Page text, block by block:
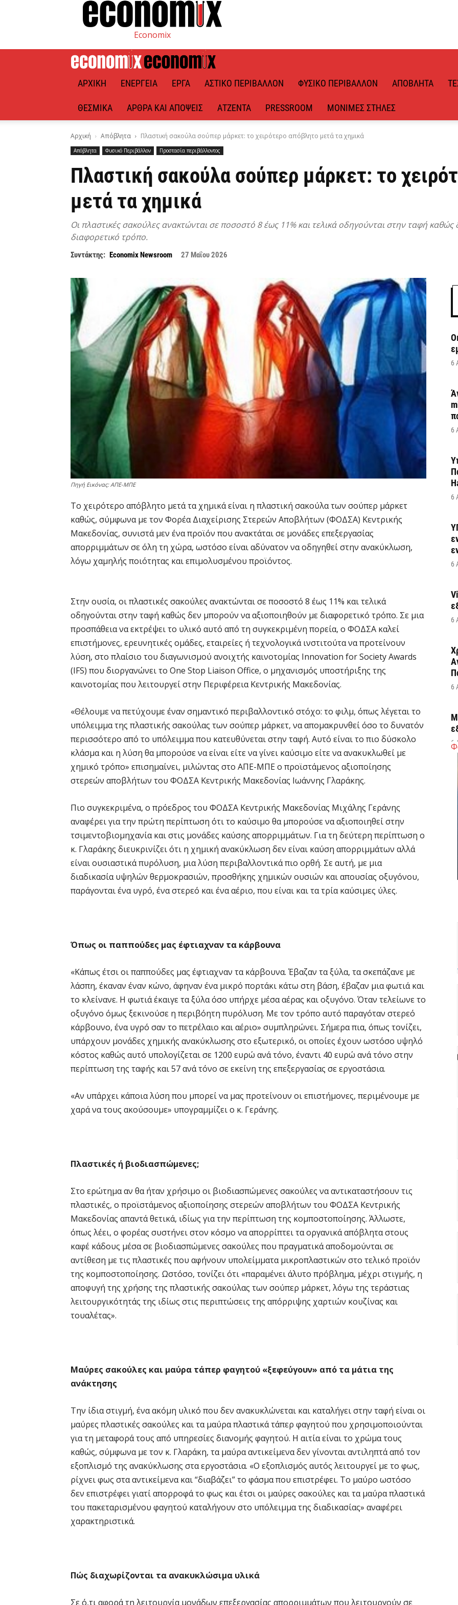
Economix
ΑΡΧΙΚΉ ΕΝΈΡΓΕΙΑ ΈΡΓΑ ΑΣΤΙΚΌ ΠΕΡΙΒΆΛΛΟΝ ΦΥΣΙΚΌ ΠΕΡΙΒΆΛΛΟΝ ΑΠΌΒΛΗΤΑ
ΘΕΣΜΙΚΆ ΆΡΘΡΑ ΚΑΙ ΑΠΌΨΕΙΣ ΑΤΖΈΝΤΑ PRESSROOM ΜΌΝΙΜΕΣ ΣΤΉΛΕΣ
Αρχική Απόβλητα Πλαστική σακούλα σούπερ μάρκετ: το χειρότερο απόβλητο μετά τα χημικά
Απόβλητα Φυσικό Περιβάλλον Προστασία περιβάλλοντος
Πλαστική σακούλα σούπερ μάρκετ: το
μετά τα χημικά
Οι πλαστικές σακούλες ανακτώνται σε ποσοστό 8 έως 11% και τελικά οδηγούνται στην ταφή
διαφορετικό τρόπο.
Συντάκτης: Economix Newsroom 27 Μαΐου 2026
Πηγή Εικόνας: ΑΠΕ-ΜΠΕ
Το χειρότερο απόβλητο μετά τα χημικά είναι η πλαστική σακούλα των σούπερ μάρκετ
καθώς, σύμφωνα με τον Φορέα Διαχείρισης Στερεών Αποβλήτων (ΦΟΔΣΑ) Κεντρικής
Μακεδονίας, συνιστά μεν ένα προϊόν που ανακτάται σε μονάδες επεξεργασίας
απορριμμάτων σε όλη τη χώρα, ωστόσο είναι αδύνατον να οδηγηθεί στην ανακύκλωση,
λόγω χαμηλής ποιότητας και επιμολυσμένου προϊόντος.
Στην ουσία, οι πλαστικές σακούλες ανακτώνται σε ποσοστό 8 έως 11% και τελικά
οδηγούνται στην ταφή καθώς δεν μπορούν να αξιοποιηθούν με διαφορετικό τρόπο. Σε μια
προσπάθεια να εκτρέψει το υλικό αυτό από τη συγκεκριμένη πορεία, ο ΦΟΔΣΑ καλεί
επιστήμονες, ερευνητικές ομάδες, εταιρείες ή τεχνολογικά ινστιτούτα να προτείνουν
λύση, στο πλαίσιο του διαγωνισμού ανοιχτής καινοτομίας Innovation for Society Awards
(ΙFS) που διοργανώνει το One Stop Liaison Office, ο μηχανισμός υποστήριξης της
καινοτομίας που λειτουργεί στην Περιφέρεια Κεντρικής Μακεδονίας.
«Θέλουμε να πετύχουμε έναν σημαντικό περιβαλλοντικό στόχο: το φιλμ, όπως λέγεται το
υπόλειμμα της πλαστικής σακούλας των σούπερ μάρκετ, να απομακρυνθεί όσο το δυνατόν
περισσότερο από το υπόλειμμα που κατευθύνεται στην ταφή. Αυτό είναι το πιο δύσκολο
κλάσμα και η λύση θα μπορούσε να είναι είτε να γίνει καύσιμο είτε να ανακυκλωθεί με
χημικό τρόπο» επισημαίνει, μιλώντας στο ΑΠΕ-ΜΠΕ ο προϊστάμενος αξιοποίησης
στερεών αποβλήτων του ΦΟΔΣΑ Κεντρικής Μακεδονίας Ιωάννης Γλαράκης.
Πιο συγκεκριμένα, ο πρόεδρος του ΦΟΔΣΑ Κεντρικής Μακεδονίας Μιχάλης Γεράνης
αναφέρει για την πρώτη περίπτωση ότι το καύσιμο θα μπορούσε να αξιοποιηθεί στην
τσιμεντοβιομηχανία και στις μονάδες καύσης απορριμμάτων. Για τη δεύτερη περίπτωση ο
κ. Γλαράκης διευκρινίζει ότι η χημική ανακύκλωση δεν είναι καύση απορριμμάτων αλλά
είναι ουσιαστικά πυρόλυση, μια λύση περιβαλλοντικά πιο ορθή. Σε αυτή, με μια
διαδικασία υψηλών θερμοκρασιών, προσθήκης χημικών ουσιών και απουσίας οξυγόνου,
παράγονται ένα υγρό, ένα στερεό και ένα αέριο, που είναι και τα τρία καύσιμες ύλες.
Όπως οι παππούδες μας έφτιαχναν τα κάρβουνα
«Κάπως έτσι οι παππούδες μας έφτιαχναν τα κάρβουνα. Έβαζαν τα ξύλα, τα σκεπάζανε με
λάσπη, έκαναν έναν κώνο, άφηναν ένα μικρό πορτάκι κάτω στη βάση, έβαζαν μια φωτιά και
το κλείνανε. Η φωτιά έκαιγε τα ξύλα όσο υπήρχε μέσα αέρας και οξυγόνο. Όταν τελείωνε το
οξυγόνο όμως ξεκινούσε η περιβόητη πυρόλυση. Με τον τρόπο αυτό παραγόταν στερεό
κάρβουνο, ένα υγρό σαν το πετρέλαιο και αέριο» συμπληρώνει. Σήμερα πια, όπως τονίζει,
υπάρχουν μονάδες χημικής ανακύκλωσης στο εξωτερικό, οι οποίες έχουν ωστόσο υψηλό
κόστος καθώς αυτό υπολογίζεται σε 1200 ευρώ ανά τόνο, έναντι 40 ευρώ ανά τόνο στην
περίπτωση της ταφής και 57 ανά τόνο σε εκείνη της επεξεργασίας σε εργοστάσια.
«Αν υπάρχει κάποια λύση που μπορεί να μας προτείνουν οι επιστήμονες, περιμένουμε με
χαρά να τους ακούσουμε» υπογραμμίζει ο κ. Γεράνης.
Πλαστικές ή βιοδιασπώμενες;
Στο ερώτημα αν θα ήταν χρήσιμο οι βιοδιασπώμενες σακούλες να αντικαταστήσουν τις
πλαστικές, ο προϊστάμενος αξιοποίησης στερεών αποβλήτων του ΦΟΔΣΑ Κεντρικής
Μακεδονίας απαντά θετικά, ιδίως για την περίπτωση της κομποστοποίησης. Άλλωστε,
όπως λέει, ο φορέας συστήνει στον κόσμο να απορρίπτει τα οργανικά απόβλητα στους
καφέ κάδους μέσα σε βιοδιασπώμενες σακούλες που πραγματικά αποδομούνται σε
αντίθεση με τις πλαστικές που αφήνουν υπολείμματα μικροπλαστικών στο τελικό προϊόν
της κομποστοποίησης. Ωστόσο, τονίζει ότι «παραμένει άλυτο πρόβλημα, μέχρι στιγμής, η
αποφυγή της χρήσης της πλαστικής σακούλας των σούπερ μάρκετ, λόγω της τεράστιας
λειτουργικότητάς της ιδίως στις περιπτώσεις της απόρριψης χαρτιών κουζίνας και
τουαλέτας».
Μαύρες σακούλες και μαύρα τάπερ φαγητού «ξεφεύγουν» από τα μάτια της
ανάκτησης
Την ίδια στιγμή, ένα ακόμη υλικό που δεν ανακυκλώνεται και καταλήγει στην ταφή είναι οι
μαύρες πλαστικές σακούλες και τα μαύρα πλαστικά τάπερ φαγητού που χρησιμοποιούνται
για τη μεταφορά τους από υπηρεσίες διανομής φαγητού. Η αιτία είναι το χρώμα τους
καθώς, σύμφωνα με τον κ. Γλαράκη, τα μαύρα αντικείμενα δεν γίνονται αντιληπτά από τον
εξοπλισμό της ανακύκλωσης στα εργοστάσια. «Ο εξοπλισμός αυτός λειτουργεί με το φως,
ρίχνει φως στα αντικείμενα και “διαβάζει” το φάσμα που επιστρέφει. Το μαύρο ωστόσο
δεν επιστρέφει γιατί απορροφά το φως και έτσι οι μαύρες σακούλες και τα μαύρα πλαστικά
του πακεταρισμένου φαγητού καταλήγουν στο υπόλειμμα της διαδικασίας» αναφέρει
χαρακτηριστικά.
Πώς διαχωρίζονται τα ανακυκλώσιμα υλικά
Σε ό,τι αφορά τη λειτουργία μονάδων επεξεργασίας απορριμμάτων που λειτουργούν σε
6
6
6
6
6
6
6